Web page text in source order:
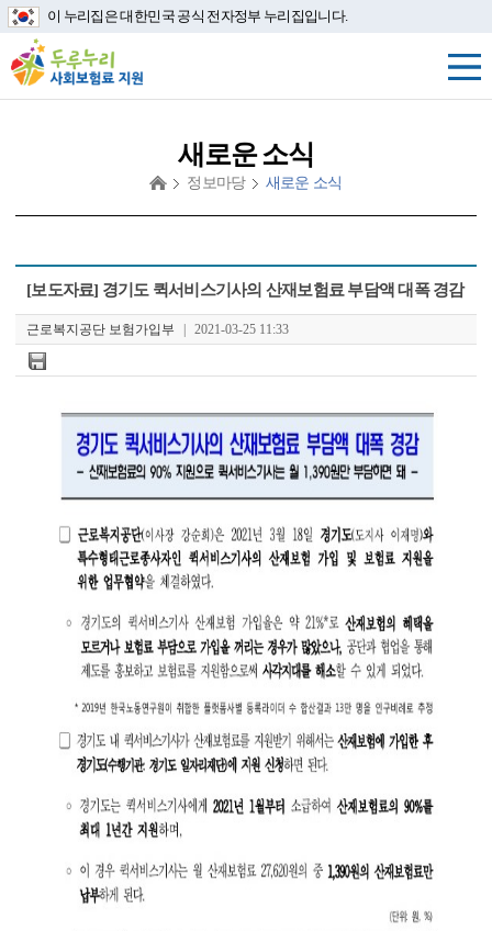
이 누리집은 대한민국 공식 전자정부 누리집입니다.
새로운 소식
정보마당 새로운 소식
[보도자료] 경기도 퀵서비스기사의 산재보험료 부담액 대폭 경감
근로복지공단 보험가입부 2021-03-25 11:33